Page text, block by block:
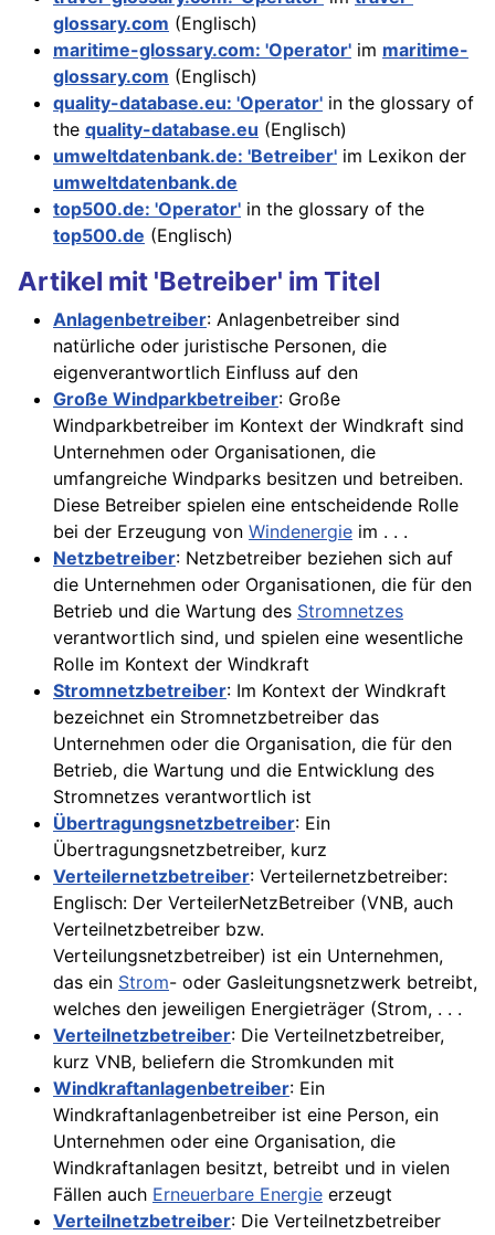
glossary.com (Englisch)
maritime-glossary.com: 'Operator' im maritime-
glossary.com (Englisch)
quality-database.eu: 'Operator' in the glossary of
the quality-database.eu (Englisch)
umweltdatenbank.de: 'Betreiber' im Lexikon der
umweltdatenbank.de
top500.de: 'Operator' in the glossary of the
top500.de (Englisch)
Artikel mit 'Betreiber' im Titel
Anlagenbetreiber: Anlagenbetreiber sind
natürliche oder juristische Personen, die
eigenverantwortlich Einfluss auf den
Große Windparkbetreiber: Große
Windparkbetreiber im Kontext der Windkraft sind
Unternehmen oder Organisationen, die
umfangreiche Windparks besitzen und betreiben.
Diese Betreiber spielen eine entscheidende Rolle
bei der Erzeugung von Windenergie im . . .
Netzbetreiber: Netzbetreiber beziehen sich auf
die Unternehmen oder Organisationen, die für den
Betrieb und die Wartung des Stromnetzes
verantwortlich sind, und spielen eine wesentliche
Rolle im Kontext der Windkraft
Stromnetzbetreiber: Im Kontext der Windkraft
bezeichnet ein Stromnetzbetreiber das
Unternehmen oder die Organisation, die für den
Betrieb, die Wartung und die Entwicklung des
Stromnetzes verantwortlich ist
Übertragungsnetzbetreiber: Ein
Übertragungsnetzbetreiber, kurz
Verteilernetzbetreiber: Verteilernetzbetreiber:
Englisch: Der VerteilerNetzBetreiber (VNB, auch
Verteilnetzbetreiber bzw.
Verteilungsnetzbetreiber) ist ein Unternehmen,
das ein Strom- oder Gasleitungsnetzwerk betreibt,
welches den jeweiligen Energieträger (Strom, . . .
Verteilnetzbetreiber: Die Verteilnetzbetreiber,
kurz VNB, beliefern die Strom­kunden mit
Windkraftanlagenbetreiber: Ein
Windkraftanlagenbetreiber ist eine Person, ein
Unternehmen oder eine Organisation, die
Windkraftanlagen besitzt, betreibt und in vielen
Fällen auch Erneuerbare Energie erzeugt
Verteilnetzbetreiber: Die Verteilnetzbetreiber